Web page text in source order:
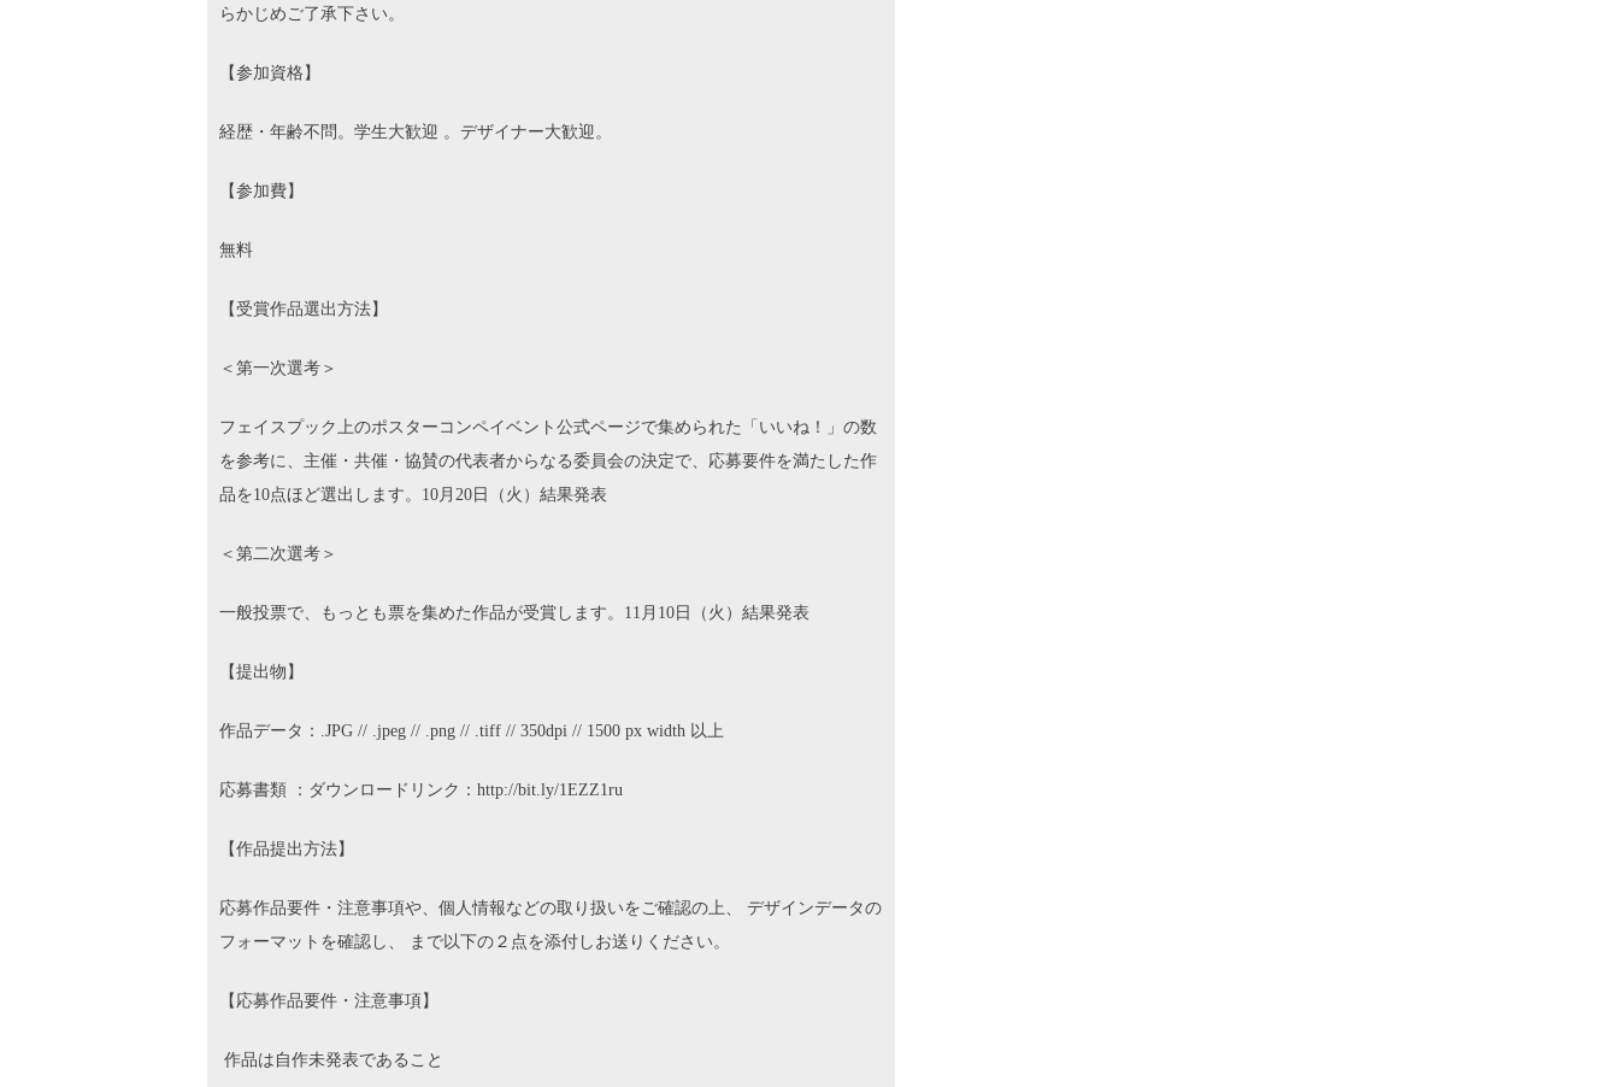
らかじめご了承下さい。
【参加資格】
経歴・年齢不問。学生大歓迎 。デザイナー大歓迎。
【参加費】
無料
【受賞作品選出方法】
＜第一次選考＞
フェイスプック上のポスターコンペイベント公式ページで集められた「いいね！」の数
を参考に、主催・共催・協賛の代表者からなる委員会の決定で、応募要件を満たした作
品を10点ほど選出します。10月20日（火）結果発表
＜第二次選考＞
一般投票で、もっとも票を集めた作品が受賞します。11月10日（火）結果発表
【提出物】
作品データ：.JPG // .jpeg // .png // .tiff // 350dpi // 1500 px width 以上
応募書類 ：ダウンロードリンク：http://bit.ly/1EZZ1ru
【作品提出方法】
応募作品要件・注意事項や、個人情報などの取り扱いをご確認の上、 デザインデータの
フォーマットを確認し、 まで以下の２点を添付しお送りください。
【応募作品要件・注意事項】
作品は自作未発表であること